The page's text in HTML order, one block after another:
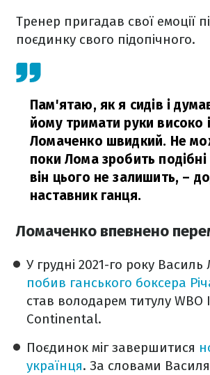
Тренер пригадав свої емоції
поєдинку свого підопічного.
Пам'ятаю, як я сидів і
йому тримати руки високо
Ломаченко швидкий. Не
поки Лома зробить
він цього не залишить, –
наставник ганця.
Ломаченко впевнено
У грудні 2021-го року
побив ганського боксера
став володарем титулу WBO
Continental.
Поєдинок міг завершитися
українця. За словами